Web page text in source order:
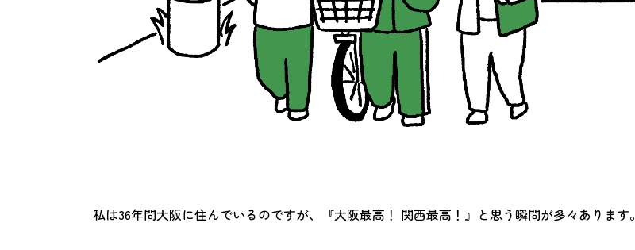
私は36年間大阪に住んでいるのですが、『大阪最高！ 関西最高！』と思う瞬間が多々あります。